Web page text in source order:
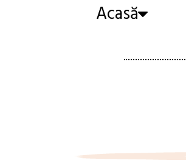
Acasă